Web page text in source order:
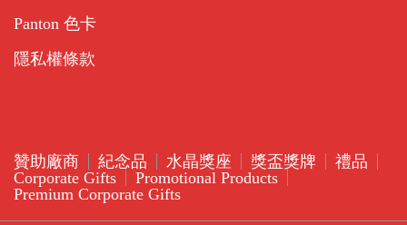
Panton 色卡
隱私權條款
贊助廠商 紀念品 水晶獎座 獎盃獎牌
禮品
Corporate Gifts
Promotional Products
Premium Corporate Gifts